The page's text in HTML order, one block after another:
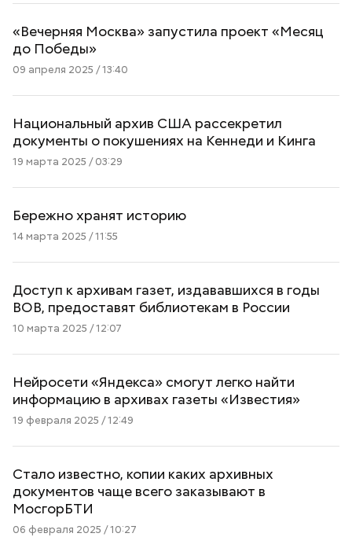
«Вечерняя Москва» запустила проект «Месяц
до Победы»
09 апреля 2025 / 13:40
Национальный архив США рассекретил
документы о покушениях на Кеннеди и Кинга
19 марта 2025 / 03:29
Бережно хранят историю
14 марта 2025 / 11:55
Доступ к архивам газет, издававшихся в годы
ВОВ, предоставят библиотекам в России
10 марта 2025 / 12:07
Нейросети «Яндекса» смогут легко найти
информацию в архивах газеты «Известия»
19 февраля 2025 / 12:49
Стало известно, копии каких архивных
документов чаще всего заказывают в
МосгорБТИ
06 февраля 2025 / 10:27